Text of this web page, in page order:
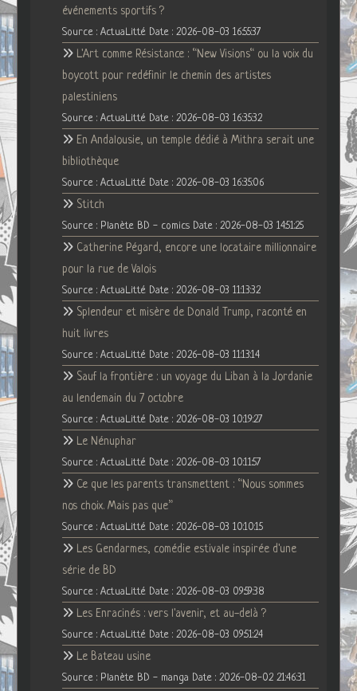
événements sportifs ?
Source : ActuaLitté Date : 2026-08-03 16:55:37
L'Art comme Résistance : “New Visions“ ou la voix du
boycott pour redéfinir le chemin des artistes
palestiniens
Source : ActuaLitté Date : 2026-08-03 16:35:32
En Andalousie, un temple dédié à Mithra serait une
bibliothèque
Source : ActuaLitté Date : 2026-08-03 16:35:06
Stitch
Source : Planète BD - comics Date : 2026-08-03 14:51:25
Catherine Pégard, encore une locataire millionnaire
pour la rue de Valois
Source : ActuaLitté Date : 2026-08-03 11:13:32
Splendeur et misère de Donald Trump, raconté en
huit livres
Source : ActuaLitté Date : 2026-08-03 11:13:14
Sauf la frontière : un voyage du Liban à la Jordanie
au lendemain du 7 octobre
Source : ActuaLitté Date : 2026-08-03 10:19:27
Le Nénuphar
Source : ActuaLitté Date : 2026-08-03 10:11:57
Ce que les parents transmettent : “Nous sommes
nos choix. Mais pas que”
Source : ActuaLitté Date : 2026-08-03 10:10:15
Les Gendarmes, comédie estivale inspirée d'une
série de BD
Source : ActuaLitté Date : 2026-08-03 09:59:38
Les Enracinés : vers l'avenir, et au-delà ?
Source : ActuaLitté Date : 2026-08-03 09:51:24
Le Bateau usine
Source : Planète BD - manga Date : 2026-08-02 21:46:31